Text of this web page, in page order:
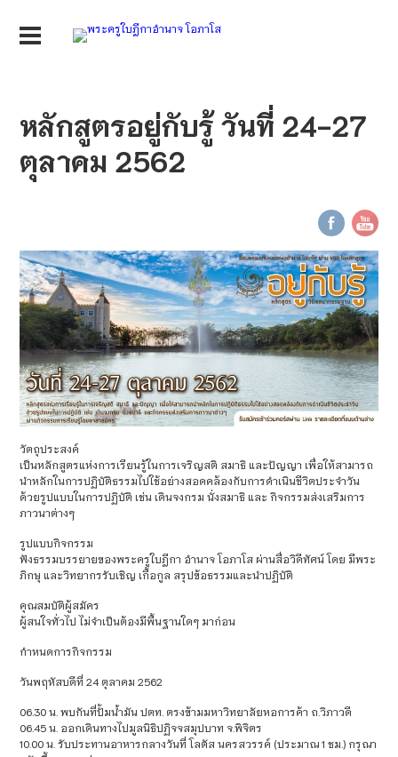
หลักสูตรอยู่กับรู้ วันที่ 24-27
ตุลาคม 2562
วัตถุประสงค์
เป็นหลักสูตรแห่งการเรียนรู้ในการเจริญสติ สมาธิ และปัญญา เพื่อให้สามารถ
นำหลักในการปฏิบัติธรรมไปใช้อย่างสอดคล้องกับการดำเนินชีวิตประจำวัน
ด้วยรูปแบบในการปฏิบัติ เช่น เดินจงกรม นั่งสมาธิ และ กิจกรรมส่งเสริมการ
ภาวนาต่างๆ
รูปแบบกิจกรรม
ฟังธรรมบรรยายของพระครูใบฎีกา อำนาจ โอภาโส ผ่านสื่อวิดีทัศน์ โดย มีพระ
ภิกษุ และวิทยากรรับเชิญ เกื้อกูล สรุปข้อธรรมและนำปฏิบัติ
คุณสมบัติผู้สมัคร
ผู้สนใจทั่วไป ไม่จำเป็นต้องมีพื้นฐานใดๆ มาก่อน
กำหนดการกิจกรรม
วันพฤหัสบดีที่ 24 ตุลาคม 2562
06.30 น. พบกันที่ปั้มน้ำมัน ปตท. ตรงข้ามมหาวิทยาลัยหอการค้า ถ.วิภาวดี
06.45 น. ออกเดินทางไปมูลนิธิปฏิจจสมุปบาท จ.พิจิตร
10.00 น. รับประทานอาหารกลางวันที่ โลตัส นครสวรรค์ (ประมาณ 1 ชม.) กรุณา